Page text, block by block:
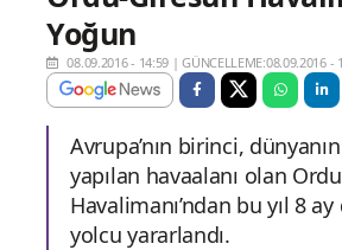
Yoğun
08.09.2016 - 14:59 |GÜNCELLEME:08.09.2016 -
Avrupa’nın birinci,
yapılan havaalanı olan
Havalimanı’ndan bu yıl 8
yolcu yararlandı.